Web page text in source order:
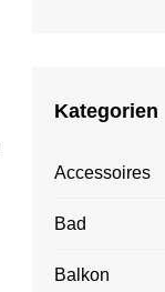
Kategorien
Accessoires
Bad
Balkon